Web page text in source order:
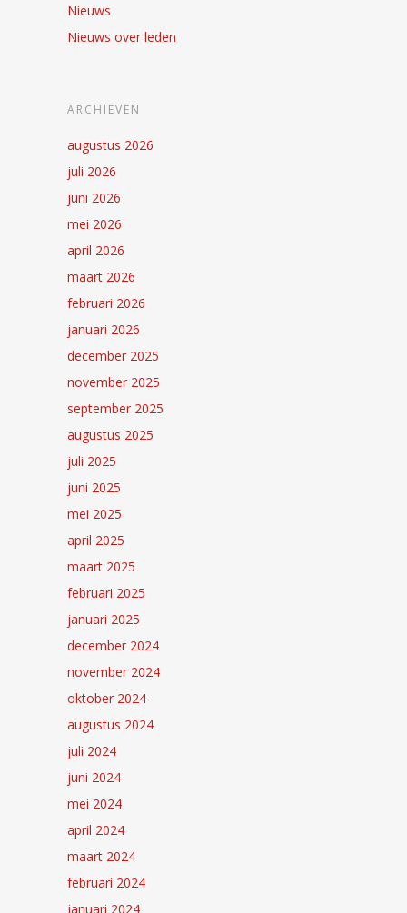
Nieuws
Nieuws over leden
ARCHIEVEN
augustus 2026
juli 2026
juni 2026
mei 2026
april 2026
maart 2026
februari 2026
januari 2026
december 2025
november 2025
september 2025
augustus 2025
juli 2025
juni 2025
mei 2025
april 2025
maart 2025
februari 2025
januari 2025
december 2024
november 2024
oktober 2024
augustus 2024
juli 2024
juni 2024
mei 2024
april 2024
maart 2024
februari 2024
januari 2024